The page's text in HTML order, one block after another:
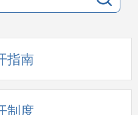
指南
制度